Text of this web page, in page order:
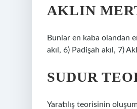
AKLIN
Bunlar en kaba olandan
akıl, 6) Padişah akıl, 7)
SUDUR
Yaratılış teorisinin